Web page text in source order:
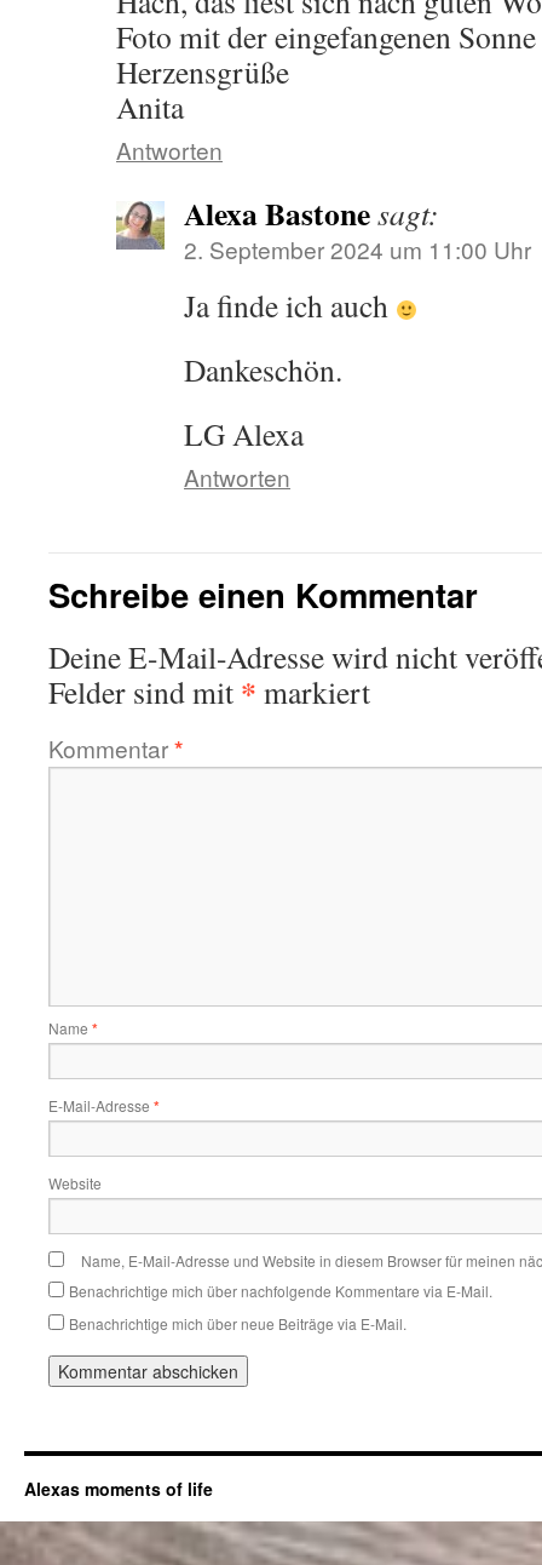
Foto mit der eingefangenen
Herzensgrüße
Anita
Antworten
Alexa Bastonesagt:
2. September 2024 um 11:00 Uhr
Ja finde ich auch
Dankeschön.
LG Alexa
Antworten
Schreibe einen Kommentar
Deine E-Mail-Adresse wird nicht
Felder sind mit * markiert
Kommentar*
Name *
E-Mail-Adresse *
Website
Name, E-Mail-Adresse und Website in diesem Browser für meinen
Benachrichtige mich über nachfolgende Kommentare via E-Mail.
Benachrichtige mich über neue Beiträge via E-Mail.
Alexas moments of life